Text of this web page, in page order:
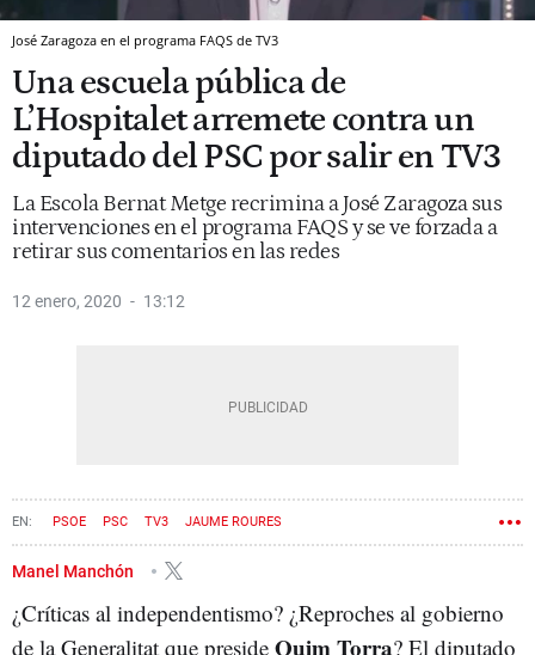
José Zaragoza en el programa FAQS de TV3
Una escuela pública de
L’Hospitalet arremete contra un
diputado del PSC por salir en TV3
La Escola Bernat Metge recrimina a José Zaragoza sus
intervenciones en el programa FAQS y se ve forzada a
retirar sus comentarios en las redes
12 enero, 2020 13:12
PSOE PSC TV3 JAUME ROURES
Manel Manchón
¿Críticas al independentismo? ¿Reproches al gobierno
de la Generalitat que preside Quim Torra? El diputado